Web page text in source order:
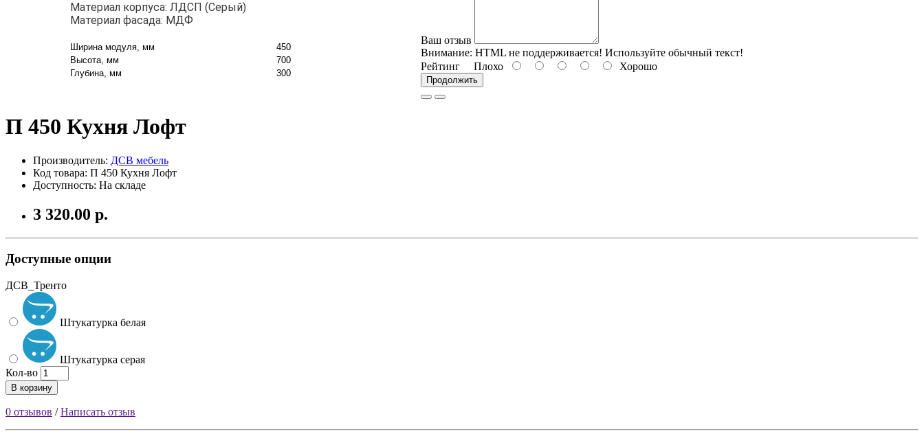
Материал корпуса: ЛДСП (Серый)
Материал фасада: МДФ
Ширина модуля, мм
450
Высота, мм
700
Глубина, мм
300
Ваш отзыв
Внимание: HTML не поддерживается! Используйте обычный текст!
Рейтинг Плохо Хорошо
Продолжить
П 450 Кухня Лофт
Производитель: ДСВ мебель
Код товара: П 450 Кухня Лофт
Доступность: На складе
3 320.00 р.
Доступные опции
ДСВ_Тренто
Штукатурка белая
Штукатурка серая
Кол-во
В корзину
0 отзывов /Написать отзыв